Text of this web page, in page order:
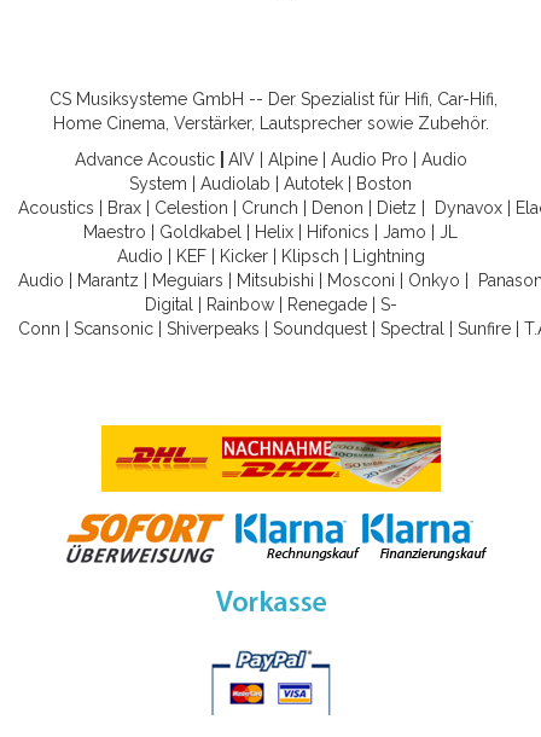
CS Musiksysteme GmbH -- Der Spezialist für Hifi, Car-Hifi,
Home Cinema, Verstärker, Lautsprecher sowie Zubehör.
Advance Acoustic
AIV| Alpine| Audio Pro
Audio
System
Audiolab Autotek
Boston
Acoustics
Brax Celestion Crunch Denon Dietz Dynavox
Maestro
Goldkabel Helix Hifonics Jamo
JL
Audio
KEF| Kicker| Klipsch
Lightning
Audio
Marantz Meguiars Mitsubishi Mosconi Onkyo
Digital
Rainbow| Renegade| S-
Conn
Scansonic Shiverpeaks Soundquest Spectral Sunfire